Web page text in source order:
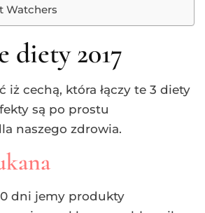
Watchers
diety 2017
iż cechą, która łączy te 3 diety
są po prostu
naszego zdrowia.
dni jemy produkty